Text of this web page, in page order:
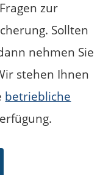
zur
Sollten
nehmen Sie
stehen Ihnen
betriebliche